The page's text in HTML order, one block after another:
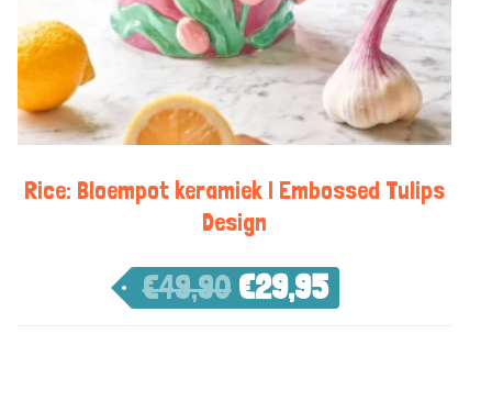
Rice: Bloempot keramiek | Embossed Tulips
Design
€49,90 €29,95